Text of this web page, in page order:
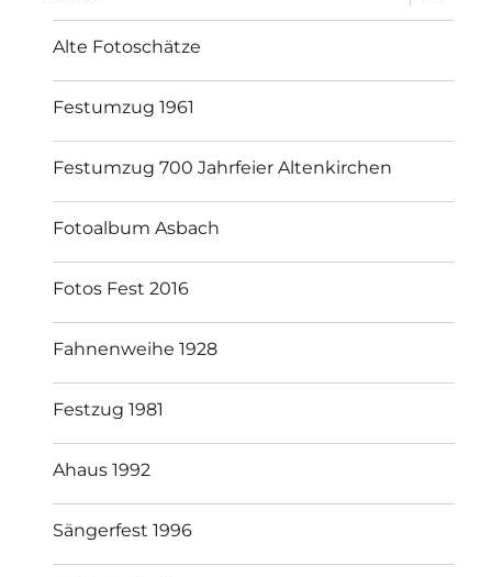
Alte Fotoschätze
Festumzug 1961
Festumzug 700 Jahrfeier Altenkirchen
Fotoalbum Asbach
Fotos Fest 2016
Fahnenweihe 1928
Festzug 1981
Ahaus 1992
Sängerfest 1996